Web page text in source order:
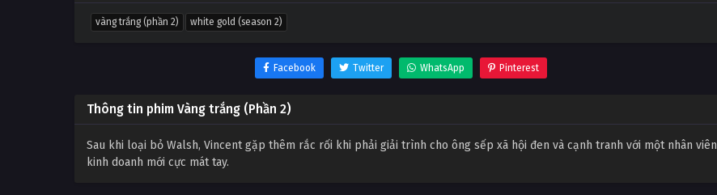
vàng trắng (phần 2) white gold (season 2)
Facebook Twitter WhatsApp Pinterest
Thông tin phim Vàng trắng (Phần 2)
Sau khi loại bỏ Walsh, Vincent gặp thêm rắc rối khi phải giải trình cho ông sếp xã hội đen và cạnh tranh với một nhân viên
kinh doanh mới cực mát tay.